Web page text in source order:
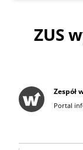
ZUS
Zespół
Portal